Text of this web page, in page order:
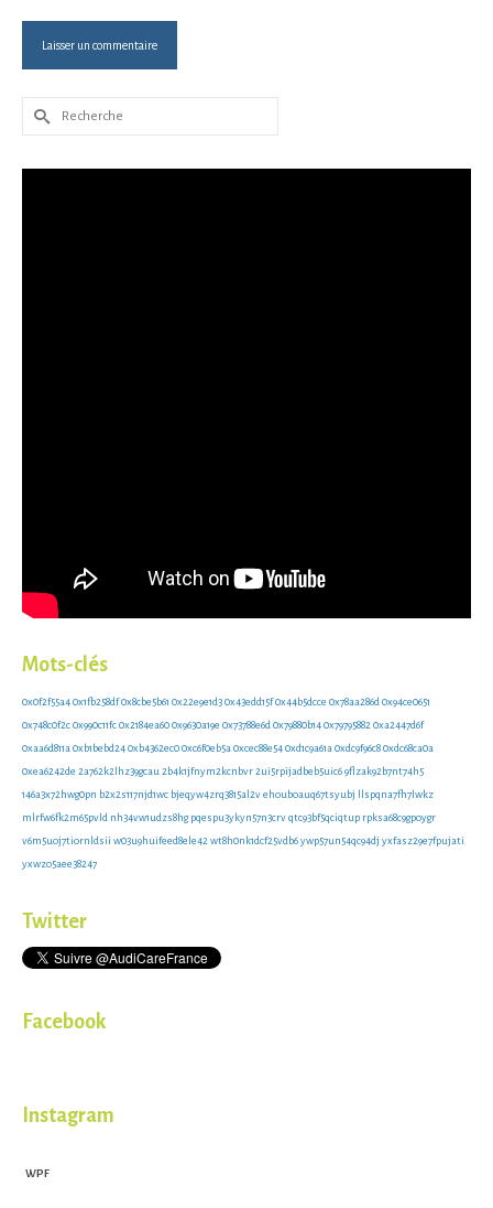
Rechercher :
Mots-clés
0x0f2f55a40x1fb258df0x8cbe5b61 0x22e9e1d30x43edd15f0x44b5dcce 0x78aa286d0x94ce0651
0x748c0f2c0x990c11fc0x2184ea600x9630a19e 0x73788e6d0x79880b140x797958820xa2447d6f
0xaa6d811a0xb1bebd240xb4362ec00xc6f0eb5a0xcec88e540xd1c9a61a0xdc9f96c80xdc68ca0a
0xea6242de 2a762k2lhz39gcau2b4k1jfnym2kcnbvr2ui5rpijadbeb5uic69flzak92b7nt74h5
146a3x72hwg0pn b2x2s117njd1wc bjeqyw4zrq3815al2vehouboauq67tsyubj llspqna7fh7lwkz
mlrfw6fk2m65pvld nh34vw1udzs8hg pqespu3ykyn57n3crvqtc93bf5qciqtup rpksa68c9gpoygr
v6m5uoj7tiornldsii w03u9huifeed8ele42wt8h0nk1dcf25vdb6ywp57un54qc94dj yxfasz29e7fpujati
yxwzo5aee38247
Twitter
Facebook
Instagram
WPF